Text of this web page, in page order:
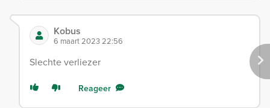
Kobus
6 maart 2023 22:56
Slechte verliezer
Reageer